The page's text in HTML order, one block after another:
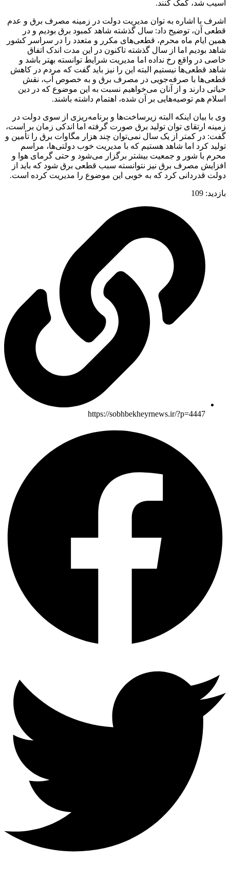
آسیب شد، کمک کنند.
اشرف با اشاره به توان مدیریت دولت در زمینه مصرف برق و عدم
قطعی آن، توضیح داد: سال گذشته شاهد کمبود برق بودیم و در
همین ایام ماه محرم، قطعی‌های مکرر و متعدد را در سراسر کشور
شاهد بودیم اما از سال گذشته تاکنون در این مدت اندک اتفاق
خاصی در واقع رخ نداده اما مدیریت شرایط توانسته بهتر باشد و
شاهد قطعی‌ها نیستیم البته این را نیز باید گفت که مردم در کاهش
قطعی‌ها با صرفه‌جویی در مصرف برق و به خصوص آب، نقش
حیاتی دارند و از آنان می‌خواهیم نسبت به این موضوع که در دین
اسلام هم توصیه‌هایی بر آن شده، اهتمام داشته باشند.
وی با بیان اینکه البته زیرساخت‌ها و برنامه‌ریزی از سوی دولت در
زمینه ارتقای توان تولید برق صورت گرفته اما اندکی زمان بر است،
گفت: در کمتر از یک سال نمی‌توان چند هزار مگاوات برق را تأمین و
تولید کرد اما شاهد هستیم که با مدیریت خوب دولتی‌ها، مراسم
محرم با شور و جمعیت بیشتر برگزار می‌شود و حتی گرمای هوا و
افزایش مصرف برق نیز نتوانسته سبب قطعی برق شود که باید از
دولت قدردانی کرد که به خوبی این موضوع را مدیریت کرده است.
بازدید: 109
https://sobhbekheyrnews.ir/?p=4447